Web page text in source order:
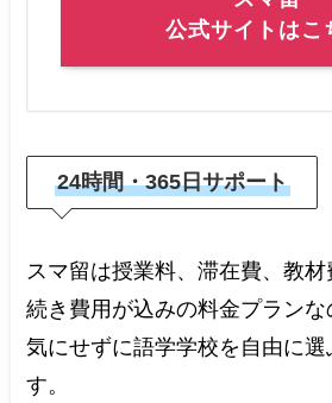
公式サイトはこ
24時間・365日サポート
スマ留は授業料、滞在費、教
続き費用が込みの料金プラン
気にせずに語学学校を自由に選
す。